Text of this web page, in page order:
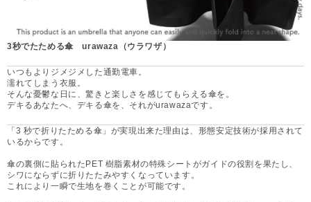
3秒でたためる傘 urawaza（ウラワザ）
いつもよりジメジメした通勤電車。
濡れてしまう衣服。
そんな憂鬱な日に、驚きと楽しさを感じてもらえる傘を。
デキるあなたへ、デキる傘を、それがurawazaです。
「3 秒で折りたためる傘」が実現出来た理由は、形態安定技術が採用されて
いるからです。
傘の裏側に貼られたPET 樹脂素材の特殊シートがガイドの役割を果たし、
シワにならずに折りたたみやすくなっています。
これにより一瞬で生地を巻くことが可能です。